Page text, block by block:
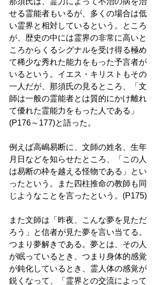
せる霊能者もいるが、多くの場合は低
い霊界と相対しているという。ところ
が、歴史の中には霊界の非常に高いと
ころからくるシグナルを受け得る極め
て稀少な秀れた能力をもった予言者が
いるという。イエス・キリストもその
一人だが、那須氏の見るところ、「文
師は一般の霊能者とは質的にかけ離れ
て優れた霊能力をもった人である」
(P176～177)と語った。
例えば高嶋易断に、文師の姓名、生年
月日などを知らせたところ、「この人
は易断の枠を越える怪物である」とい
ったという。また四柱推命の教師も同
じようなことを言ったという。(P175)
また文師は「昨夜、こんな夢を見ただ
ろう」と信者が見た夢を言い当てる。
つまり夢解きである。夢とは、その人
が眠っているとき、つまり身体的感覚
が鈍化しているとき、霊人体の感覚が
鋭くなって、「霊界との交流によって